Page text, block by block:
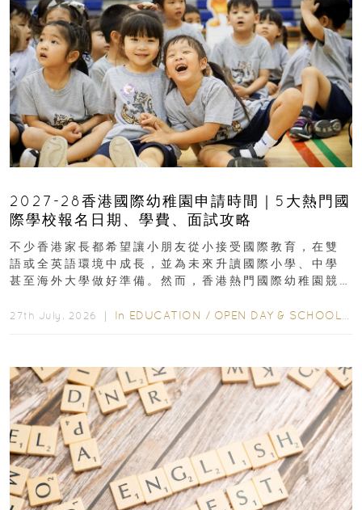
2027-28香港國際幼稚園申請時間｜5大熱門國
際學校報名日期、學費、面試攻略
不少香港家長都希望讓小朋友從小接受國際教育，在雙
語或全英語環境中成長，並為未來升讀國際小學、中學
甚至海外大學做好準備。然而，香港熱門國際幼稚園競
27th July, 2026 ｜ In EDUCATION / OPEN DAY & SCHOOL EVENTS